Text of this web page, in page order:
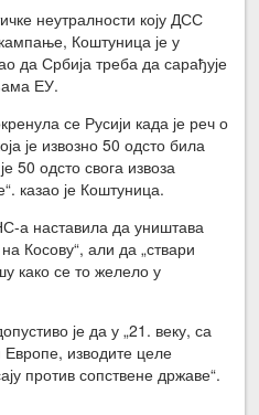
неутралности коју ДСС
Коштуница је у
да Србија треба да сарађује
ЕУ.
се Русији када је реч о
је извозно 50 одсто била
50 одсто свога извоза
казао је Коштуница.
а наставила да уништава
Косову“, али да „ствари
како се то желело у
је да у „21. веку, са
изводите целе
против сопствене државе“.